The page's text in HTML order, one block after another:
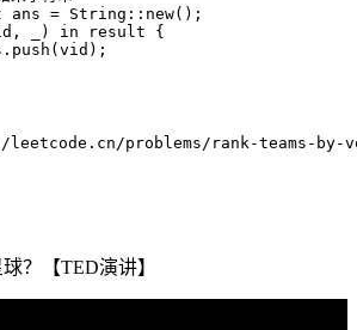
ans = String :: new();
, ) in result
{
. push (vid );
？【TED演讲】